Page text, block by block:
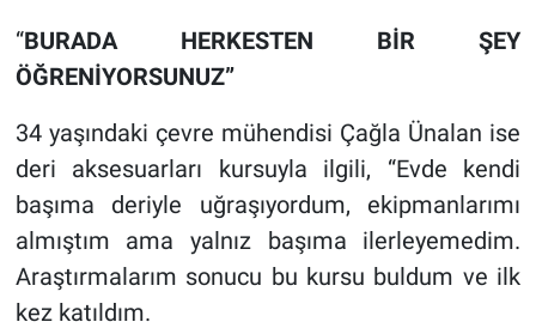
“BURADA HERKESTEN BİR ŞEY
ÖĞRENİYORSUNUZ”
34 yaşındaki çevre mühendisi Çağla Ünalan ise
deri aksesuarları kursuyla ilgili, “Evde kendi
başıma deriyle uğraşıyordum, ekipmanlarımı
almıştım ama yalnız başıma ilerleyemedim.
Araştırmalarım sonucu bu kursu buldum ve ilk
kez katıldım.